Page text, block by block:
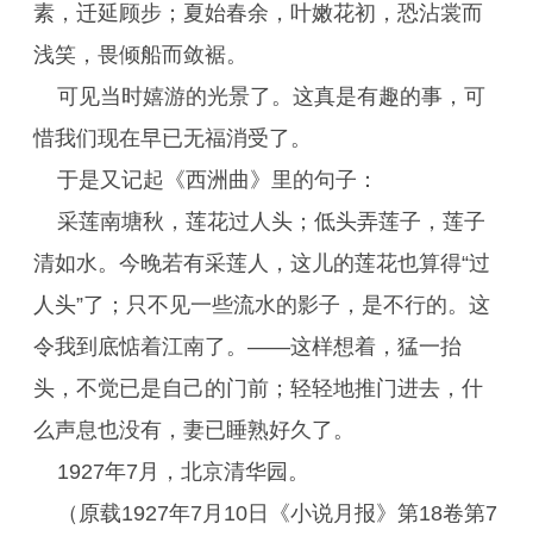
素，迁延顾步；夏始春余，叶嫩花初，恐沾裳而
浅笑，畏倾船而敛裾。
可见当时嬉游的光景了。这真是有趣的事，可
惜我们现在早已无福消受了。
于是又记起《西洲曲》里的句子：
采莲南塘秋，莲花过人头；低头弄莲子，莲子
清如水。今晚若有采莲人，这儿的莲花也算得“过
人头”了；只不见一些流水的影子，是不行的。这
令我到底惦着江南了。——这样想着，猛一抬
头，不觉已是自己的门前；轻轻地推门进去，什
么声息也没有，妻已睡熟好久了。
1927年7月，北京清华园。
（原载1927年7月10日《小说月报》第18卷第7